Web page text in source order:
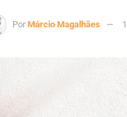
Por Márcio Magalhães